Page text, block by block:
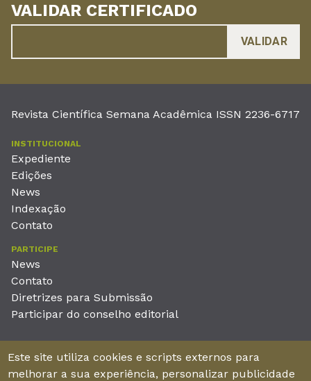
VALIDAR CERTIFICADO
Revista Científica Semana Acadêmica ISSN 2236-6717
INSTITUCIONAL
Expediente
Edições
News
Indexação
Contato
PARTICIPE
News
Contato
Diretrizes para Submissão
Participar do conselho editorial
Unieducar Inteligência Educacional Ltda
CNPJ: 05.569.970/0001-26
Este site utiliza cookies e scripts externos para
melhorar a sua experiência, personalizar publicidade